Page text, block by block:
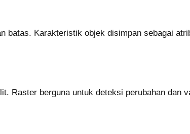
batas. Karakteristik objek disimpan sebagai
Raster berguna untuk deteksi perubahan dan